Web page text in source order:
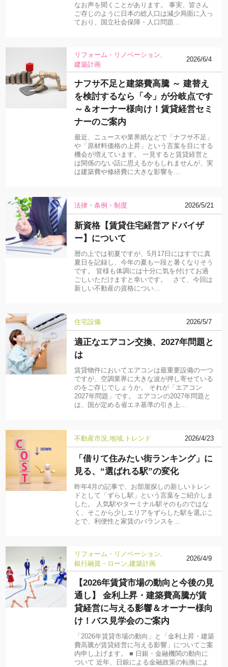
なお声を聞くことがあります。 事実、皆さん
ご存じのように日本の総人口は減少局面に入っ
ており、国立社会保障・人口問題…
リフォーム・リノベーション
建築計画
2026/6/4
ナフサ不足と建築費高騰 ～ 建替え
を検討するなら「今」が分岐点です
～＆オーナー様向け！賃貸経営セミ
ナーのご案内
最近、ニュースや業界紙などで「ナフサ不足」
や「原材料価格の上昇」という言葉を目にする
機会が増えています。 一見すると賃貸経営と
は関係のない話に思えるかもしれませんが、実
は建築費や修繕費に大きな影響を…
法律・条例・制度 2026/5/21
新資格【賃貸住宅経営アドバイザ
ー】について
暦の上では初夏ですが、5月17日にはすでに真
夏日を記録し、今年の夏も一段と暑くなりそう
です。 皆様も体調には十分に気を付けてお過
ごしいただけますと幸いです。 さて、今回は
新しい不動産の資格につい…
住宅設備 2026/5/7
適正なエアコン交換、2027年問題と
は
賃貸物件においてエアコンは最重要設備の一つ
ですが、空調業界に大きな波が押し寄せている
のをご存じでしょうか。 それが「エアコン
2027年問題」です。 エアコンの2027年問題と
は、国が定める省エネ基準の引き上…
不動産市況 地域 トレンド 2026/4/23
「借りて住みたい街ランキング」に
見る、“選ばれる駅”の変化
昨年4月の記事で、お部屋探しの新しいトレン
ドとして「ずらし駅」という言葉をご紹介しま
した。 人気駅やターミナル駅そのものではな
く、そこから少しエリアをずらした駅を選ぶこ
とで、利便性と家賃のバランスを…
リフォーム・リノベーション
銀行融資・ローン 建築計画
2026/4/9
【2026年賃貸市場の動向と今後の見
通し】 金利上昇・建築費高騰が賃
貸経営に与える影響＆オーナー様向
け！バス見学会のご案内
「2026年賃貸市場の動向」と「金利上昇・建築
費高騰が賃貸経営に与える影響」についてご案
内申し上げます。 ■ 日銀・金融機関の動向に
ついて 近年、日銀による金融政策の転換によ